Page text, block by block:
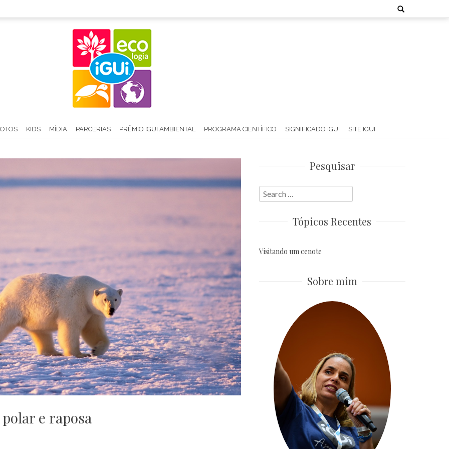
Search
for:
KIDS MÍDIA PARCERIAS PRÊMIO IGUI AMBIENTAL PROGRAMA CIENTÍFICO SIGNIFICADO IGUI SITE IGUI
e raposa
Pesquisar
Search
for:
Tópicos Recentes
Visitando um cenote
Sobre mim